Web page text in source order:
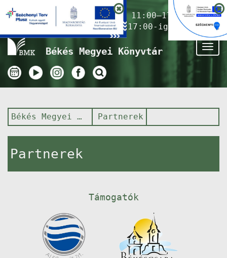
Nyitvatartás ma:11:00–17:00
(Gyermekkönyvtár 17:00-ig)
Békés Megyei Könyvtár
Békés Megyei Könyvtár Partnerek
Partnerek
Támogatók